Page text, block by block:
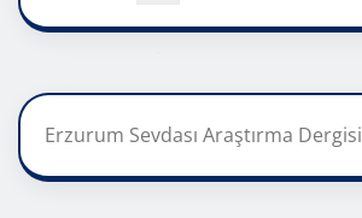
Erzurum Sevdası Araştırma Dergisi